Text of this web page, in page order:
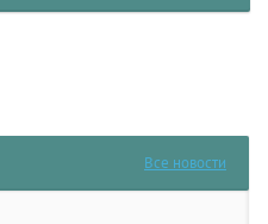
Все новости